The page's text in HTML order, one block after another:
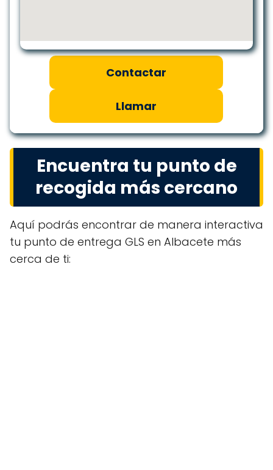
Contactar
Llamar
Encuentra tu punto de
recogida más cercano
Aquí podrás encontrar de manera interactiva
tu punto de entrega GLS en Albacete más
cerca de ti: